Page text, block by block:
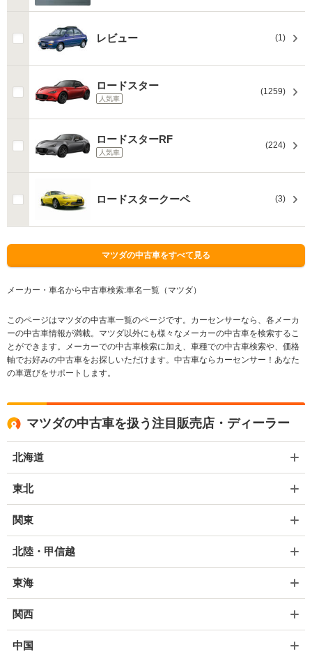
レビュー (1)
ロードスター
人気車
(1259)
ロードスターRF
人気車
(224)
ロードスタークーペ (3)
マツダの中古車をすべて見る
メーカー・車名から中古車検索:車名一覧（マツダ）
このページはマツダの中古車一覧のページです。カーセンサーなら、各メーカ
ーの中古車情報が満載。マツダ以外にも様々なメーカーの中古車を検索するこ
とができます。メーカーでの中古車検索に加え、車種での中古車検索や、価格
軸でお好みの中古車をお探しいただけます。中古車ならカーセンサー！あなた
の車選びをサポートします。
マツダの中古車を扱う注目販売店・ディーラー
北海道
東北
関東
北陸・甲信越
東海
関西
中国